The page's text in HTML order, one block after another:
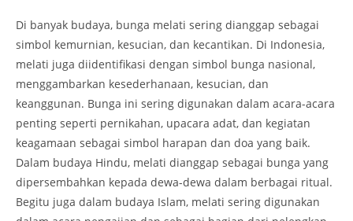
Di banyak budaya, bunga melati sering dianggap sebagai
simbol kemurnian, kesucian, dan kecantikan. Di Indonesia,
melati juga diidentifikasi dengan simbol bunga nasional,
menggambarkan kesederhanaan, kesucian, dan
keanggunan. Bunga ini sering digunakan dalam acara-acara
penting seperti pernikahan, upacara adat, dan kegiatan
keagamaan sebagai simbol harapan dan doa yang baik.
Dalam budaya Hindu, melati dianggap sebagai bunga yang
dipersembahkan kepada dewa-dewa dalam berbagai ritual.
Begitu juga dalam budaya Islam, melati sering digunakan